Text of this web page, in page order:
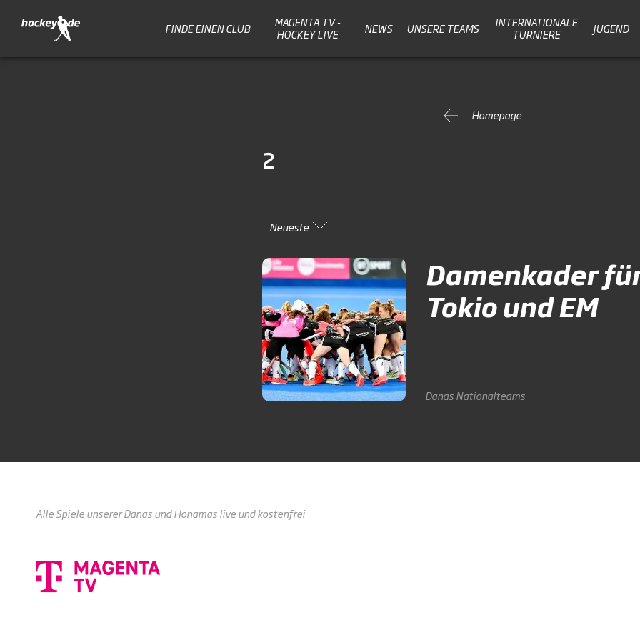
FINDE EINEN CLUB
MAGENTA TV -
HOCKEY LIVE
NEWS UNSERE TEAMS
INTERNATIONALE
TURNIERE
JUGEND
Homepage
2
Neueste
Damenkader
Tokio und EM
DanasNationalteams
Alle Spiele unserer Danas und Honamas live und kostenfrei